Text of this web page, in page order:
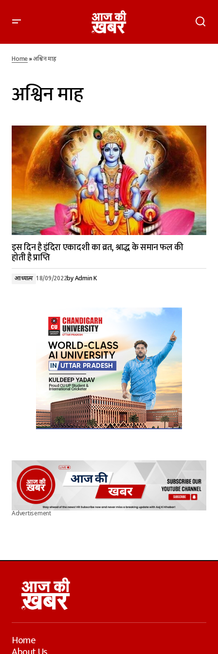
Home»अश्विन माह
अश्विन माह
इस दिन है इंदिरा एकादशी का व्रत, श्राद्ध के समान फल की
होती है प्राप्ति
आध्यात्म 18/09/2022byAdmin K
Advertisement
Home